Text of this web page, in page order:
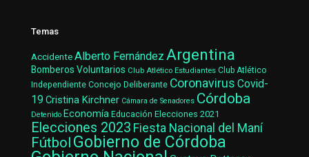
Temas
AccidenteAlberto Fernández Argentina
Bomberos Voluntarios Club Atlético Estudiantes Club Atlético
Independiente Concejo Deliberante Coronavirus Covid-
19 Cristina Kirchner Cámara de Senadores Córdoba
Detenido Economía Educación Elecciones 2021
Elecciones 2023 Fiesta Nacional del Maní
Fútbol Gobierno de Córdoba